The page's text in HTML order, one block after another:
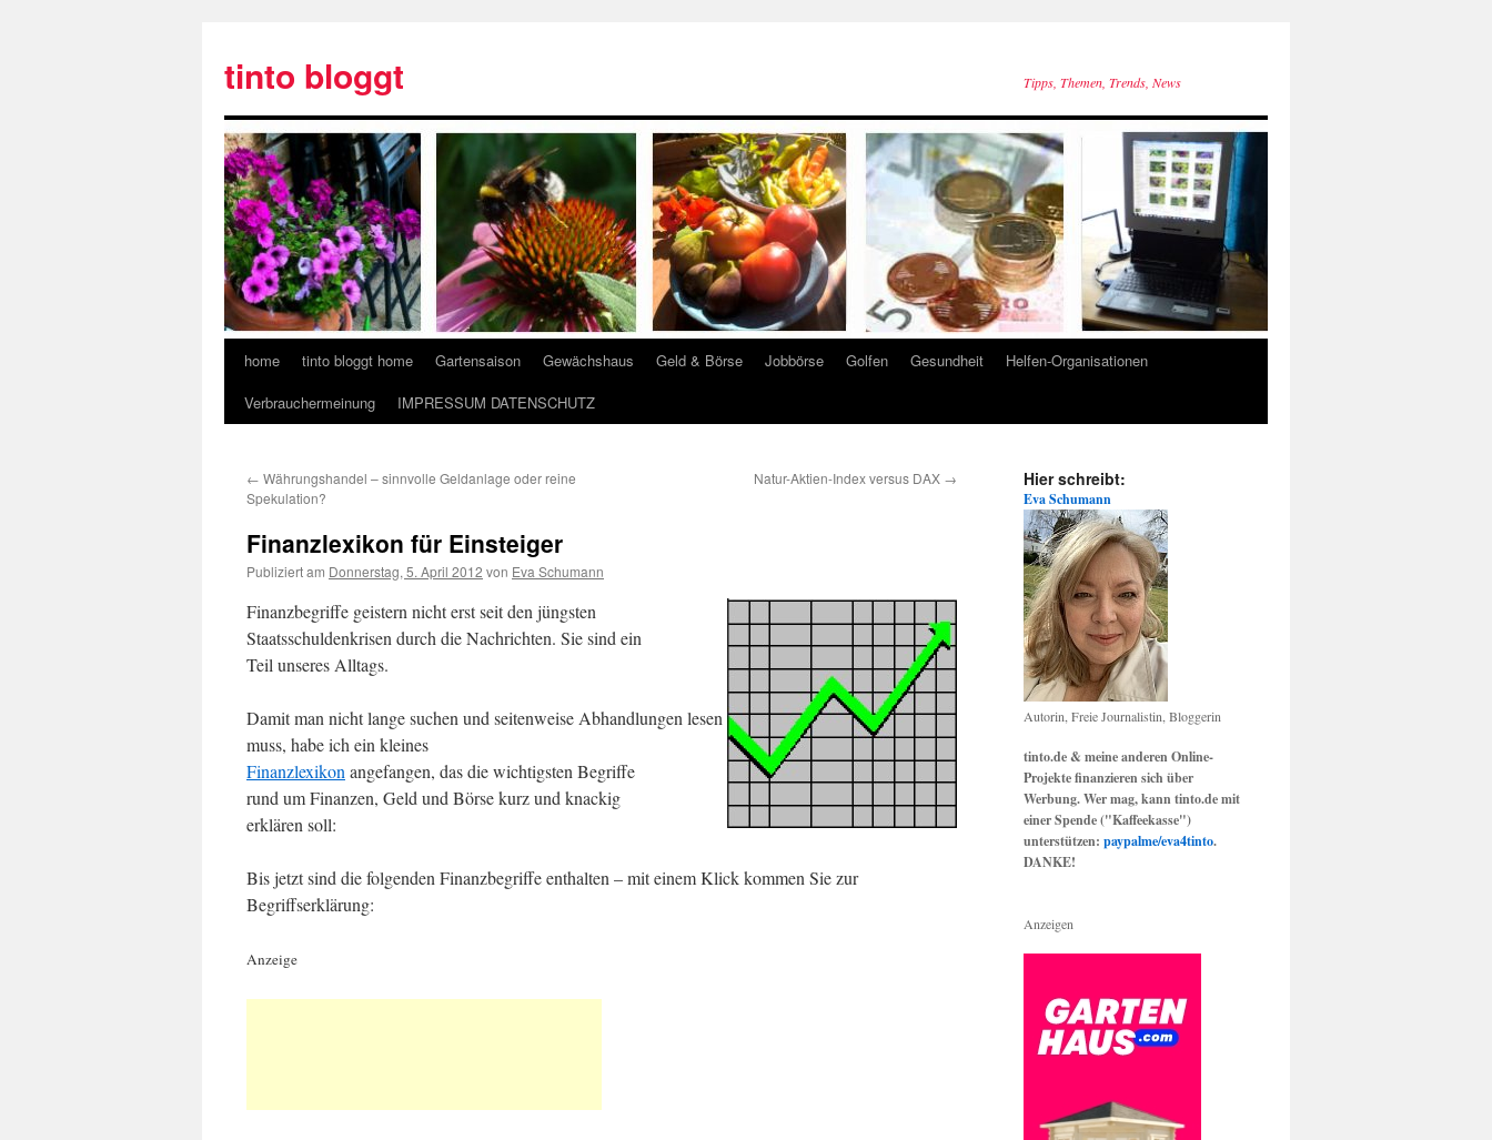
tinto bloggt Tipps, Themen, Trends, News
home tinto bloggt home Gartensaison Gewächshaus Geld & Börse Jobbörse Golfen Gesundheit
Helfen-Organisationen
Verbrauchermeinung
IMPRESSUM DATENSCHUTZ
← Währungshandel – sinnvolle Geldanlage oder reine
Spekulation?
Natur-Aktien-Index versus DAX →
Finanzlexikon für Einsteiger
Publiziert am Donnerstag, 5. April 2012 von Eva Schumann
Finanzbegriffe geistern nicht erst seit den jüngsten
Staatsschuldenkrisen durch die Nachrichten. Sie sind ein
Teil unseres Alltags.
Damit man nicht lange suchen und seitenweise Abhandlungen lesen
muss, habe ich ein kleines
Finanzlexikon angefangen, das die wichtigsten Begriffe
rund um Finanzen, Geld und Börse kurz und knackig
erklären soll:
Bis jetzt sind die folgenden Finanzbegriffe enthalten – mit einem Klick kommen Sie zur
Begriffserklärung:
Anzeige
Hier schreibt:
Eva Schumann
Autorin, Freie Journalistin, Bloggerin
tinto.de & meine anderen Online-
Projekte finanzieren sich über
Werbung. Wer mag, kann tinto.de mit
einer Spende ("Kaffeekasse")
unterstützen: paypalme/eva4tinto.
DANKE!
Anzeigen